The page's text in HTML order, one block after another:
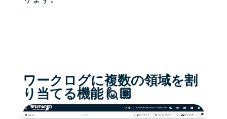
ワークログに複数の領域を割
り当てる機能 🙋🏽